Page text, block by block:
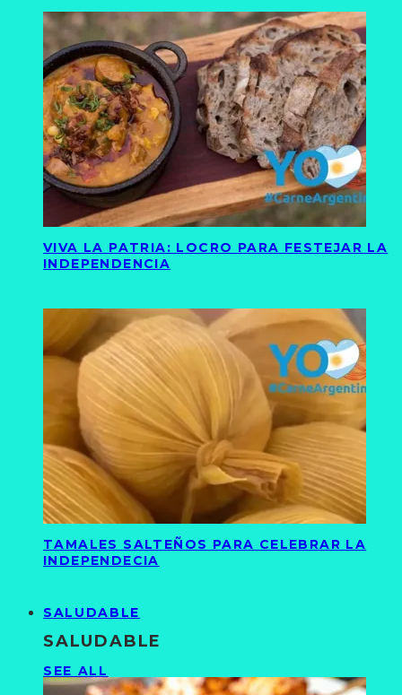
VIVA LA PATRIA: LOCRO PARA FESTEJAR LA
INDEPENDENCIA
TAMALES SALTEÑOS PARA CELEBRAR LA
INDEPENDECIA
SALUDABLE
SALUDABLE
SEE ALL